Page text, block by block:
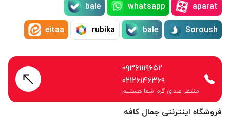
فروشگاه اینترنتی جمال کافه
aparat
whatsapp
bale
Soroush
bale
rubika
eitaa
۰۹۳۶۱۱۱۹۶۵۲
۰۲۱۲۶۱۴۶۳۶۹
منتظر صدای گرم شما هستیم